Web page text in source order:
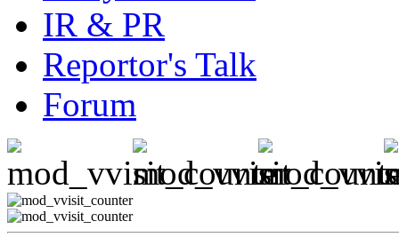
IR & PR
Reportor's Talk
Forum